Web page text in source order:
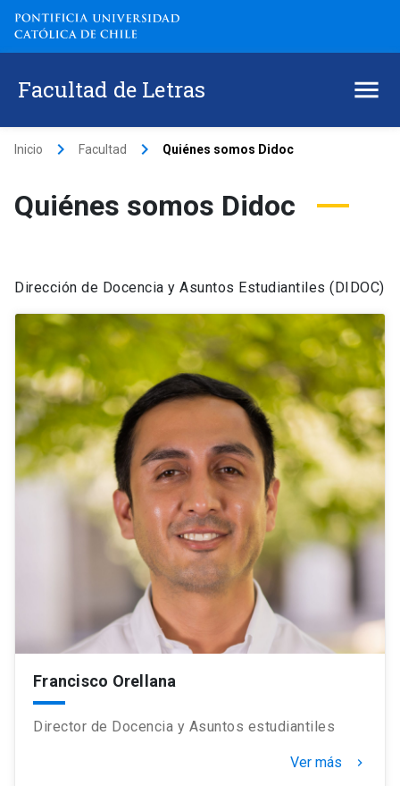
Facultad de Letras
Inicio keyboard_arrow_right Facultad keyboard_arrow_right Quiénes somos Didoc
Quiénes somos Didoc
Dirección de Docencia y Asuntos Estudiantiles (DIDOC)
Francisco Orellana
Director de Docencia y Asuntos estudiantiles
Ver más keyboard_arrow_right